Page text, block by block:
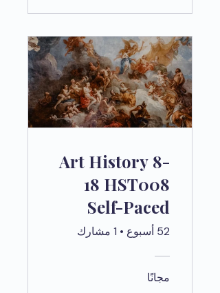
Art History 8-
18 HST008
Self-Paced
52 أسبوع • 1 مشارك
مجانًا